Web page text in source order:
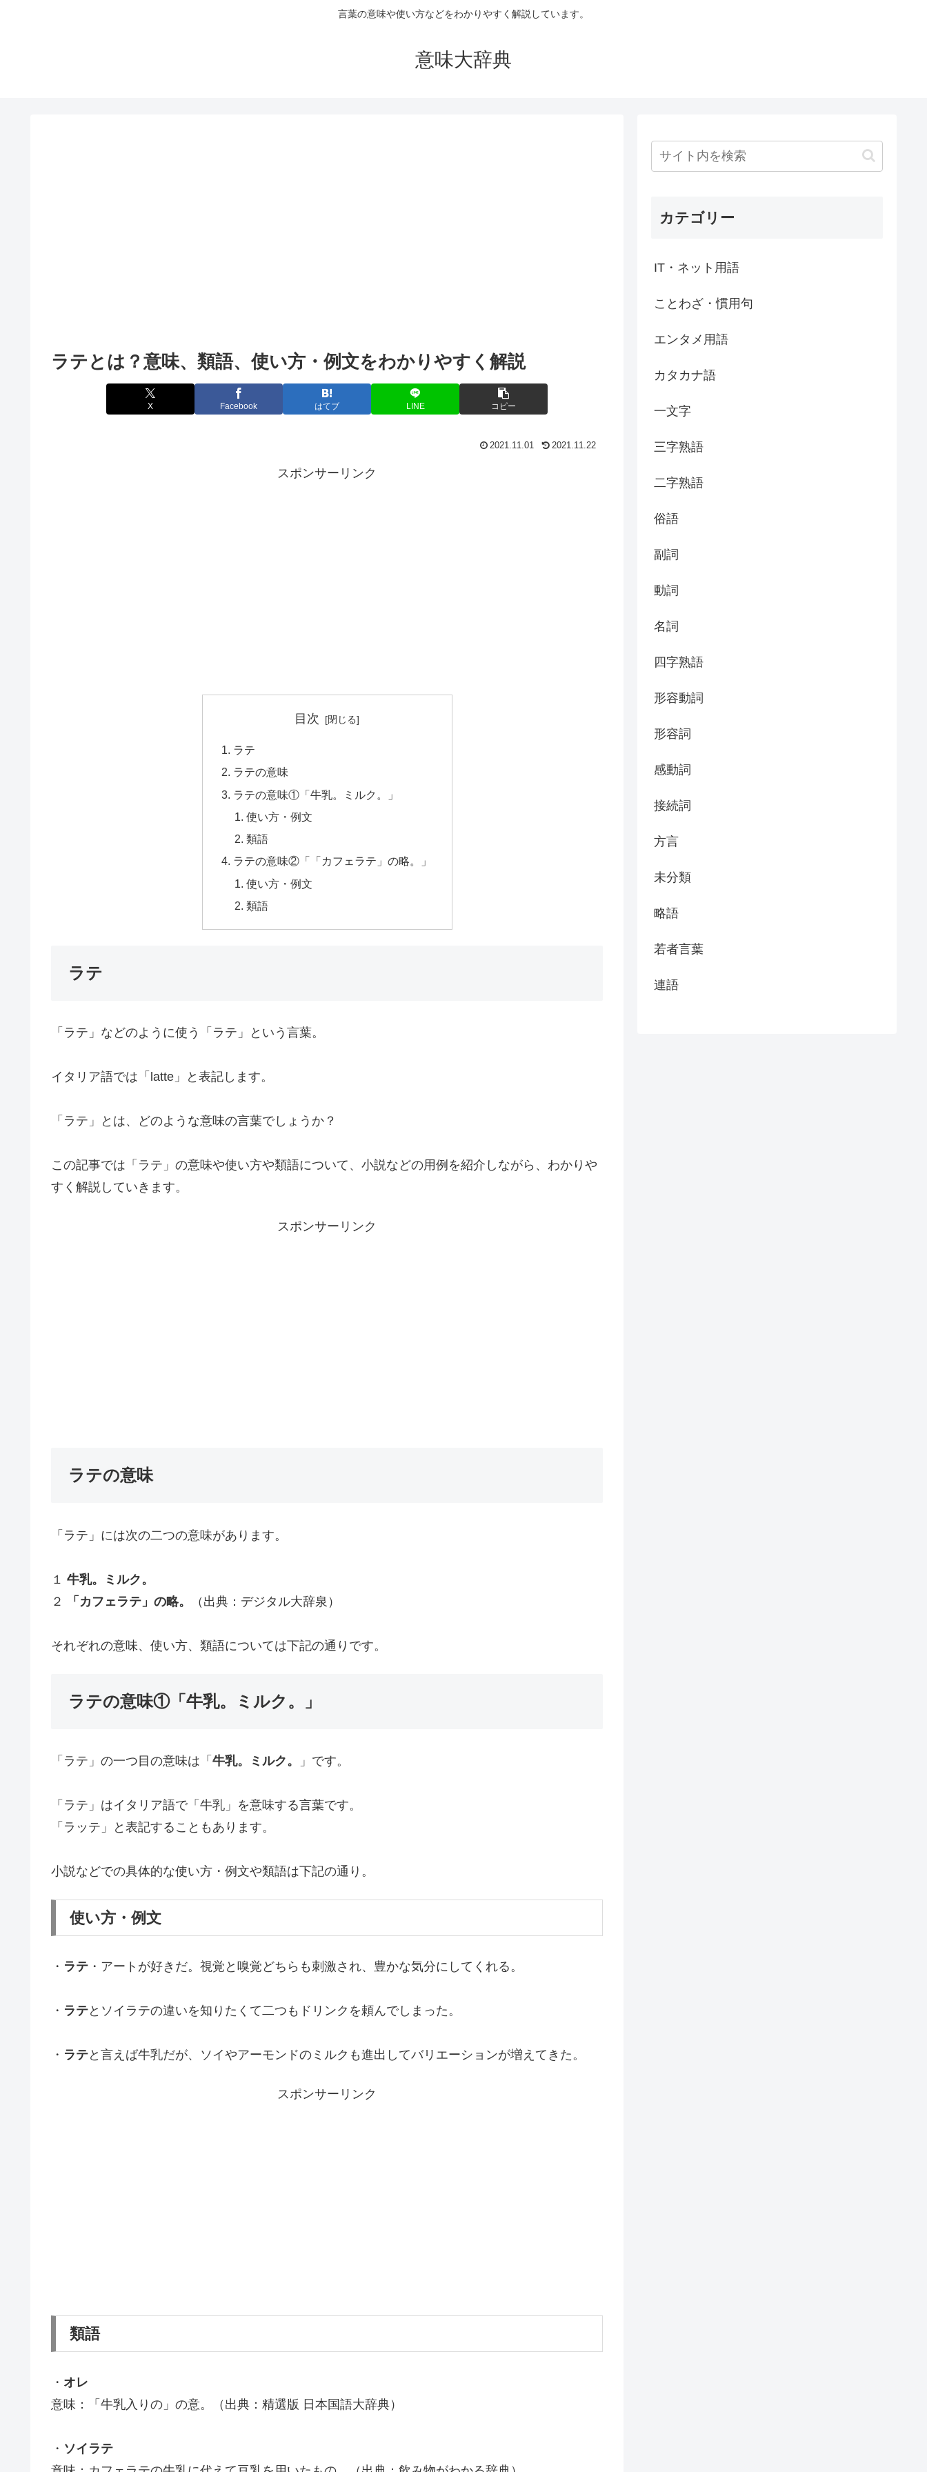
言葉の意味や使い方などをわかりやすく解説しています。
意味大辞典
ラテとは？意味、類語、使い方・例文をわかりやすく解説
X Facebook はてブ LINE コピー
2021.11.01 2021.11.22
スポンサーリンク
目次
ラテ
ラテの意味
ラテの意味①「牛乳。ミルク。」
使い方・例文
類語
ラテの意味②「「カフェラテ」の略。」
使い方・例文
類語
ラテ
「ラテ」などのように使う「ラテ」という言葉。
イタリア語では「latte」と表記します。
「ラテ」とは、どのような意味の言葉でしょうか？
この記事では「ラテ」の意味や使い方や類語について、小説などの用例を紹介しながら、わかりや
すく解説していきます。
スポンサーリンク
ラテの意味
「ラテ」には次の二つの意味があります。
１ 牛乳。ミルク。
２
「カフェラテ」の略。 （出典：デジタル大辞泉）
それぞれの意味、使い方、類語については下記の通りです。
ラテの意味①「牛乳。ミルク。」
「ラテ」の一つ目の意味は「 牛乳。ミルク。 」です。
「ラテ」はイタリア語で「牛乳」を意味する言葉です。
「ラッテ」と表記することもあります。
小説などでの具体的な使い方・例文や類語は下記の通り。
使い方・例文
・ ラテ ・アートが好きだ。視覚と嗅覚どちらも刺激され、豊かな気分にしてくれる。
・ ラテとソイラテの違いを知りたくて二つもドリンクを頼んでしまった。
・ ラテと言えば牛乳だが、ソイやアーモンドのミルクも進出してバリエーションが増えてきた。
スポンサーリンク
類語
・ オレ
意味：「牛乳入りの」の意。（出典：精選版 日本国語大辞典）
・ ソイラテ
カテゴリー
IT・ネット用語
ことわざ・慣用句
エンタメ用語
カタカナ語
一文字
三字熟語
二字熟語
俗語
副詞
動詞
名詞
四字熟語
形容動詞
形容詞
感動詞
接続詞
方言
未分類
略語
若者言葉
連語